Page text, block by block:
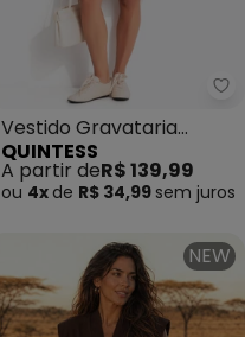
Rosa - Blusa Feminina
Vestido Gravataria
Marrom em Malha Fria
QUINTESS
A partir deR$ 139,99
ou 4x de R$ 34,99 sem juros
NEW